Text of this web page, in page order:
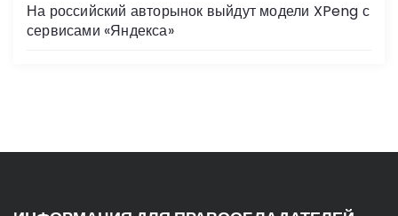
На российский авторынок выйдут модели XPeng с
сервисами «Яндекса»